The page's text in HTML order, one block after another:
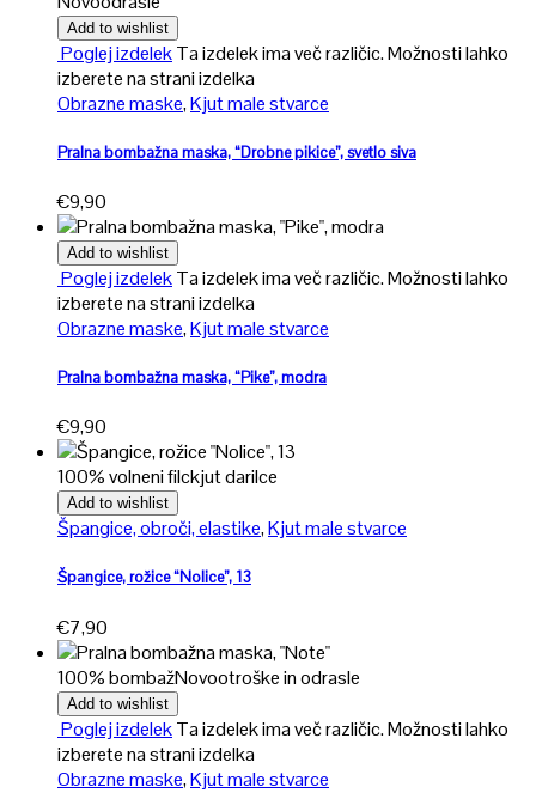
Add to wishlist
Poglej izdelekTa izdelek ima več različic. Možnosti lahko
izberete na strani izdelka
Obrazne maske,Kjut male stvarce
Pralna bombažna maska, “Drobne pikice”, svetlo siva
€9,90
Add to wishlist
Poglej izdelekTa izdelek ima več različic. Možnosti lahko
izberete na strani izdelka
Obrazne maske,Kjut male stvarce
Pralna bombažna maska, “Pike”, modra
€9,90
100% volneni filckjut darilce
Add to wishlist
Špangice, obroči, elastike,Kjut male stvarce
Špangice, rožice “Nolice”, 13
€7,90
100% bombažNovootroške in odrasle
Add to wishlist
Poglej izdelekTa izdelek ima več različic. Možnosti lahko
izberete na strani izdelka
Obrazne maske,Kjut male stvarce